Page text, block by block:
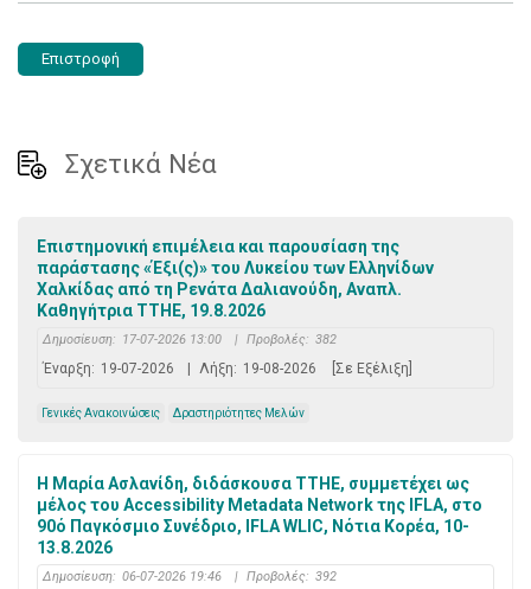
Επιστροφή
Σχετικά Νέα
Επιστημονική επιμέλεια και παρουσίαση της
παράστασης «Έξι(ς)» του Λυκείου των Ελληνίδων
Χαλκίδας από τη Ρενάτα Δαλιανούδη, Αναπλ.
Καθηγήτρια ΤΤΗΕ, 19.8.2026
Δημοσίευση: 17-07-2026 13:00 | Προβολές: 382
Έναρξη: 19-07-2026 Λήξη: 19-08-2026 [Σε Εξέλιξη]
Γενικές Ανακοινώσεις Δραστηριότητες Μελών
Η Μαρία Ασλανίδη, διδάσκουσα ΤΤΗΕ, συμμετέχει ως
μέλος του Accessibility Metadata Network της IFLA, στο
90ό Παγκόσμιο Συνέδριο, IFLA WLIC, Νότια Κορέα, 10-
13.8.2026
Δημοσίευση: 06-07-2026 19:46 | Προβολές: 392